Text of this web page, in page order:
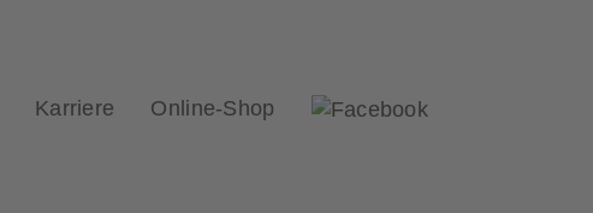
Karriere Online-Shop